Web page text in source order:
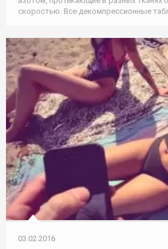
скоростью. Все декомпрессионные
03.02.2016